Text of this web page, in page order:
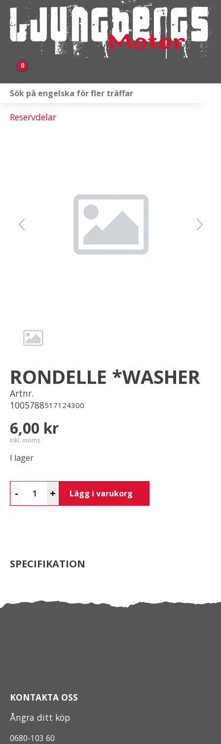
0
Släpvagnar & Skylift
Reservdelar
RONDELLE *WASHER
Artnr.
1005788517124300
6,00 kr
Inkl. moms
I lager
- + Lägg i varukorg
SPECIFIKATION
KONTAKTA OSS
Ångra ditt köp
0680-103 60